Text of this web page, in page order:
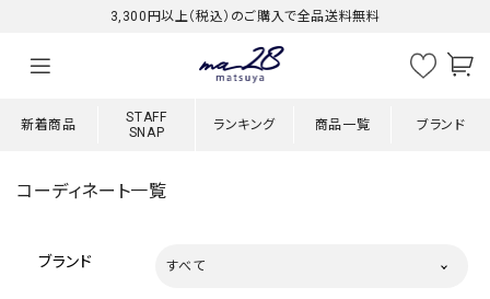
3,300円以上（税込）のご購入で全品送料無料
新着商品
STAFF
SNAP
ランキング 商品一覧 ブランド
コーディネート一覧
ブランド すべて